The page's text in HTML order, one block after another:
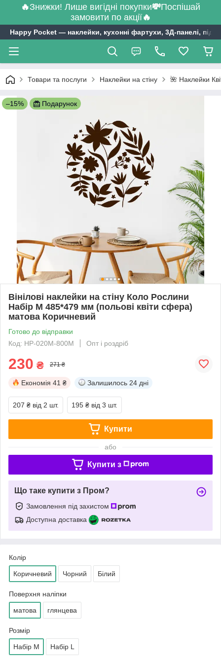
🔥Знижки! Лише вигідні покупки💸Поспішай
замовити по акції🔥
Happy Pocket ― наклейки, кухонні фартухи, 3Д-панелі,
Товари та послуги Наклейки на стіну 🌺 Наклейки
–15% Подарунок
Вінілові наклейки на стіну Коло Рослини
Набір M 485*479 мм (польові квіти сфера)
матова Коричневий
Готово до відправки
Код: HP-020M-800M
Опт і роздріб
230 ₴ 271 ₴
Економія 41 ₴ Залишилось 24 дні
207 ₴ від 2 шт. 195 ₴ від 3 шт.
Купити
або
Купити з
Що таке купити з Пром?
Замовлення під захистом
Доступна доставка
Колір
Коричневий Чорний Білий
Поверхня наліпки
матова глянцева
Розмір
Набір М Набір L